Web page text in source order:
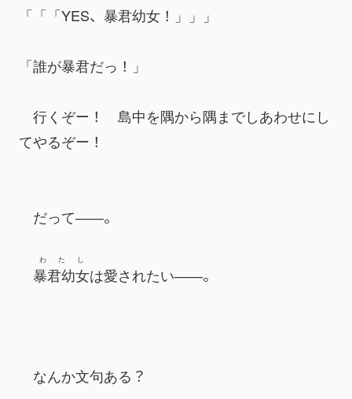
「「「YES、暴君幼女！」」」
「誰が暴君だっ！」
行くぞー！　島中を隅から隅までしあわせにし
てやるぞー！
だって――。
暴君幼女
わたし
は愛されたい――。
なんか文句ある？